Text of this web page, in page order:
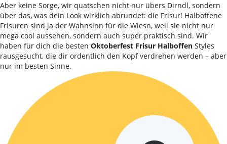
Aber keine Sorge, wir quatschen nicht nur übers Dirndl, sondern
über das, was dein Look wirklich abrundet: die Frisur! Halboffene
Frisuren sind ja der Wahnsinn für die Wiesn, weil sie nicht nur
mega cool aussehen, sondern auch super praktisch sind. Wir
haben für dich die besten Oktoberfest Frisur Halboffen Styles
rausgesucht, die dir ordentlich den Kopf verdrehen werden – aber
nur im besten Sinne.